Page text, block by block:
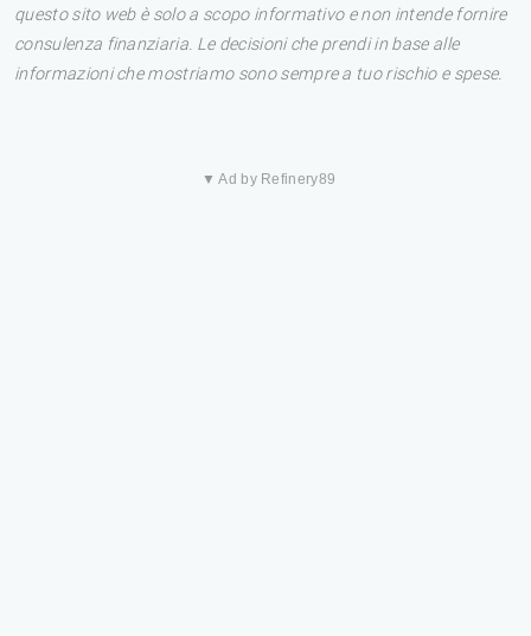
questo sito web è solo a scopo informativo e non intende fornire
consulenza finanziaria. Le decisioni che prendi in base alle
informazioni che mostriamo sono sempre a tuo rischio e spese.
▼ Ad by Refinery89